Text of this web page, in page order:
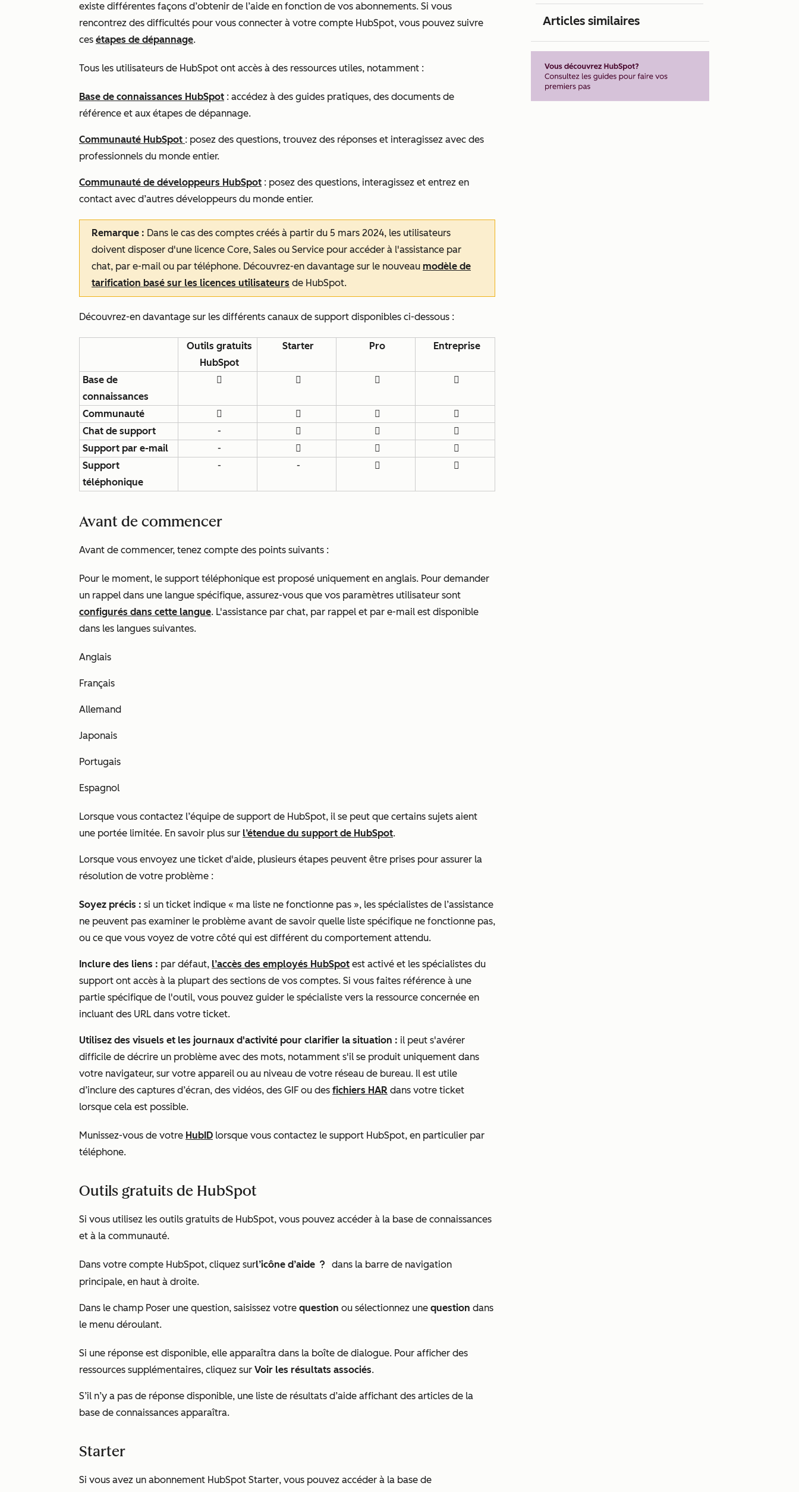
existe différentes façons d’obtenir de l’aide en fonction de vos abonnements. Si vous
rencontrez des difficultés pour vous connecter à votre compte HubSpot, vous pouvez suivre
ces étapes de dépannage.
Tous les utilisateurs de HubSpot ont accès à des ressources utiles, notamment :
Base de connaissances HubSpot : accédez à des guides pratiques, des documents de
référence et aux étapes de dépannage.
Communauté HubSpot : posez des questions, trouvez des réponses et interagissez avec des
professionnels du monde entier.
Communauté de développeurs HubSpot : posez des questions, interagissez et entrez en
contact avec d’autres développeurs du monde entier.
Remarque : Dans le cas des comptes créés à partir du 5 mars 2024, les utilisateurs
doivent disposer d'une licence Core, Sales ou Service pour accéder à l'assistance par
chat, par e-mail ou par téléphone. Découvrez-en davantage sur le nouveau modèle de
tarification basé sur les licences utilisateurs de HubSpot.
Découvrez-en davantage sur les différents canaux de support disponibles ci-dessous :
Outils gratuits
HubSpot
Starter Pro Entreprise
Base de
connaissances
   
Communauté   

Chat de support
-  

Support par e-mail
-  

Support
téléphonique
- -  
Avant de commencer
Avant de commencer, tenez compte des points suivants :
Pour le moment, le support téléphonique est proposé uniquement en anglais. Pour demander
un rappel dans une langue spécifique, assurez-vous que vos paramètres utilisateur sont
configurés dans cette langue. L'assistance par chat, par rappel et par e-mail est disponible
dans les langues suivantes.
Anglais
Français
Allemand
Japonais
Portugais
Espagnol
Lorsque vous contactez l’équipe de support de HubSpot, il se peut que certains sujets aient
une portée limitée. En savoir plus sur l’étendue du support de HubSpot.
Lorsque vous envoyez une ticket d'aide, plusieurs étapes peuvent être prises pour assurer la
résolution de votre problème :
Soyez précis : si un ticket indique « ma liste ne fonctionne pas », les spécialistes de l’assistance
ne peuvent pas examiner le problème avant de savoir quelle liste spécifique ne fonctionne pas,
ou ce que vous voyez de votre côté qui est différent du comportement attendu.
Inclure des liens : par défaut, l’accès des employés HubSpot est activé et les spécialistes du
support ont accès à la plupart des sections de vos comptes. Si vous faites référence à une
partie spécifique de l'outil, vous pouvez guider le spécialiste vers la ressource concernée en
incluant des URL dans votre ticket.
Utilisez des visuels et les journaux d'activité pour clarifier la situation : il peut s'avérer
difficile de décrire un problème avec des mots, notamment s'il se produit uniquement dans
votre navigateur, sur votre appareil ou au niveau de votre réseau de bureau. Il est utile
d’inclure des captures d’écran, des vidéos, des GIF ou des fichiers HAR dans votre ticket
lorsque cela est possible.
Munissez-vous de votre HubID lorsque vous contactez le support HubSpot, en particulier par
téléphone.
Outils gratuits de HubSpot
Si vous utilisez les outils gratuits de HubSpot, vous pouvez accéder à la base de connaissances
et à la communauté.
Dans votre compte HubSpot, cliquez surl’icône d’aide questioncircleIcon help
dans la barre de navigation
principale, en haut à droite.
Dans le champ Poser une question, saisissez votre question ou sélectionnez une question dans
le menu déroulant.
Si une réponse est disponible, elle apparaîtra dans la boîte de dialogue. Pour afficher des
ressources supplémentaires, cliquez sur Voir les résultats associés.
S’il n’y a pas de réponse disponible, une liste de résultats d’aide affichant des articles de la
base de connaissances apparaîtra.
Starter
Si vous avez un abonnement HubSpot Starter, vous pouvez accéder à la base de
Articles similaires